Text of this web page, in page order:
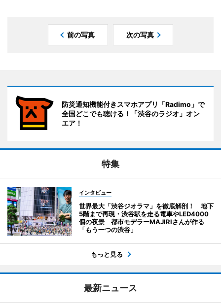
前の写真 次の写真
防災通知機能付きスマホアプリ「Radimo」で
全国どこでも聴ける！「渋谷のラジオ」オン
エア！
特集
インタビュー
世界最大「渋谷ジオラマ」を徹底解剖！ 地下
5階まで再現・渋谷駅を走る電車やLED4000
個の夜景 都市モデラーMAJIRIさんが作る
「もう一つの渋谷」
もっと見る
最新ニュース